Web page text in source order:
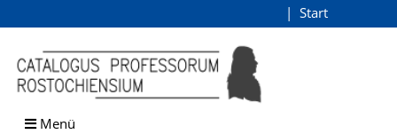
Browsen
direkt zum Inhalt
Start
Menü